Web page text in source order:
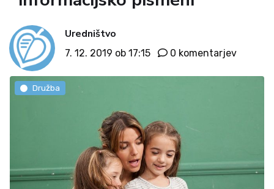
Uredništvo
7. 12. 2019 ob 17:15 0 komentarjev
Družba